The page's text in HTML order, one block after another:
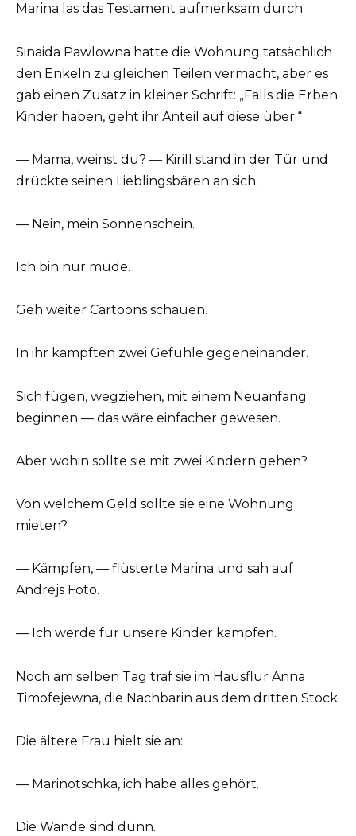
Marina las das Testament aufmerksam durch.
Sinaida Pawlowna hatte die Wohnung tatsächlich
den Enkeln zu gleichen Teilen vermacht, aber es
gab einen Zusatz in kleiner Schrift: „Falls die Erben
Kinder haben, geht ihr Anteil auf diese über.“
— Mama, weinst du? — Kirill stand in der Tür und
drückte seinen Lieblingsbären an sich.
— Nein, mein Sonnenschein.
Ich bin nur müde.
Geh weiter Cartoons schauen.
In ihr kämpften zwei Gefühle gegeneinander.
Sich fügen, wegziehen, mit einem Neuanfang
beginnen — das wäre einfacher gewesen.
Aber wohin sollte sie mit zwei Kindern gehen?
Von welchem Geld sollte sie eine Wohnung
mieten?
— Kämpfen, — flüsterte Marina und sah auf
Andrejs Foto.
— Ich werde für unsere Kinder kämpfen.
Noch am selben Tag traf sie im Hausflur Anna
Timofejewna, die Nachbarin aus dem dritten Stock.
Die ältere Frau hielt sie an:
— Marinotschka, ich habe alles gehört.
Die Wände sind dünn.